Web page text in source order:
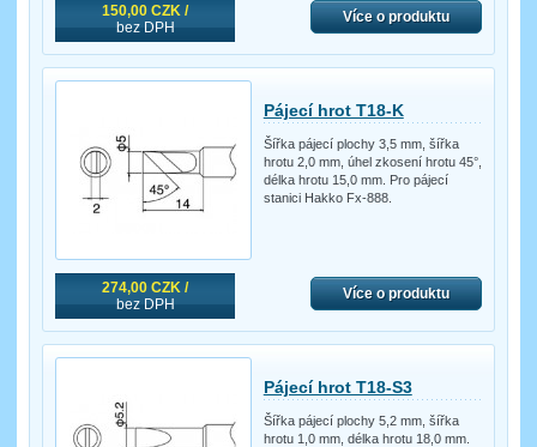
150,00 CZK /
bez DPH
Více o produktu
274,00 CZK /
bez DPH
Pájecí hrot T18-K
Šířka pájecí plochy 3,5 mm, šířka
hrotu 2,0 mm, úhel zkosení hrotu 45°,
délka hrotu 15,0 mm. Pro pájecí
stanici Hakko Fx-888.
Více o produktu
Pájecí hrot T18-S3
Šířka pájecí plochy 5,2 mm, šířka
hrotu 1,0 mm, délka hrotu 18,0 mm.